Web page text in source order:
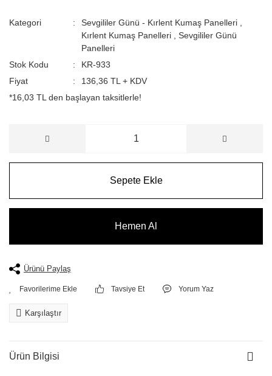
Kategori Sevgililer Günü - Kırlent Kumaş Panelleri
Kırlent Kumaş Panelleri
Sevgililer Günü
Panelleri
Stok Kodu
KR-933
Fiyat
136,36 TL + KDV
*16,03 TL den başlayan taksitlerle!
Sepete Ekle
Hemen Al
Ürünü Paylaş
Tavsiye Et Yorum Yaz
Karşılaştır
Ürün Bilgisi